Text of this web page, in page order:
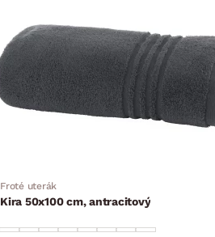
Froté uterák
Kira 50x100 cm, antracitový